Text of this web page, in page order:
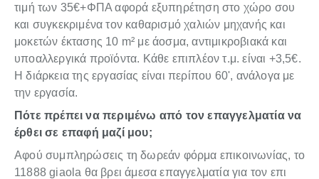
τιμή των 35€+ΦΠΑ αφορά εξυπηρέτηση στο χώρο σου
και συγκεκριμένα τον καθαρισμό χαλιών μηχανής και
μοκετών έκτασης 10 m² με άοσμα, αντιμικροβιακά και
υποαλλεργικά προϊόντα. Κάθε επιπλέον τ.μ. είναι +3,5€.
Η διάρκεια της εργασίας είναι περίπου 60', ανάλογα με
την εργασία.
Πότε πρέπει να περιμένω από τον επαγγελματία να
έρθει σε επαφή μαζί μου;
Αφού συμπληρώσεις τη δωρεάν φόρμα επικοινωνίας, το
11888 giaola θα βρει άμεσα επαγγελματία για τον επι